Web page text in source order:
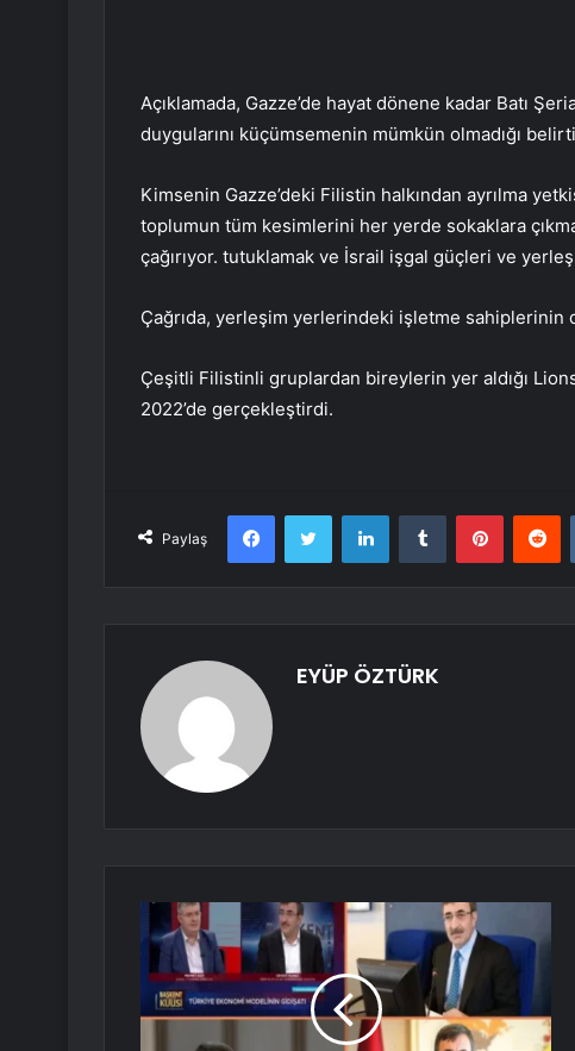
Açıklamada, Gazze’de hayat dönene kadar Batı
duygularını küçümsemenin mümkün olmadığı
Kimsenin Gazze’deki Filistin halkından ayrılma
toplumun tüm kesimlerini her yerde sokaklara
çağırıyor. tutuklamak ve İsrail işgal güçleri ve
Çağrıda, yerleşim yerlerindeki işletme sahiplerinin
Çeşitli Filistinli gruplardan bireylerin yer aldığı
2022’de gerçekleştirdi.
Paylaş
FacebookTwitter LinkedInTumblr Pinterest
EYÜP ÖZTÜRK